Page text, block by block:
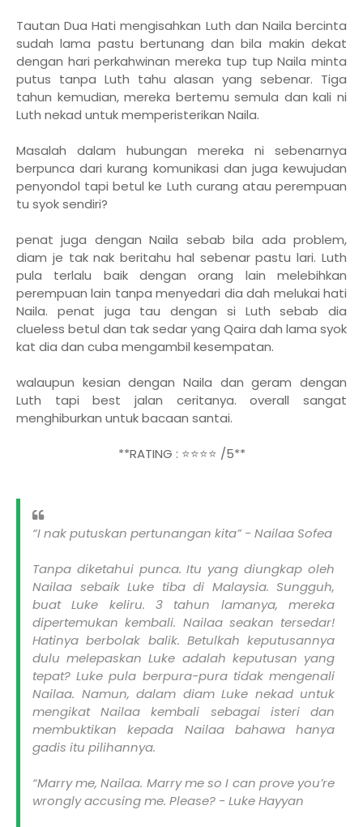
Tautan Dua Hati mengisahkan Luth dan Naila bercinta
sudah lama pastu bertunang dan bila makin dekat
dengan hari perkahwinan mereka tup tup Naila minta
putus tanpa Luth tahu alasan yang sebenar. Tiga
tahun kemudian, mereka bertemu semula dan kali ni
Luth nekad untuk memperisterikan Naila.
Masalah dalam hubungan mereka ni sebenarnya
berpunca dari kurang komunikasi dan juga kewujudan
penyondol tapi betul ke Luth curang atau perempuan
tu syok sendiri?
penat juga dengan Naila sebab bila ada problem,
diam je tak nak beritahu hal sebenar pastu lari. Luth
pula terlalu baik dengan orang lain melebihkan
perempuan lain tanpa menyedari dia dah melukai hati
Naila. penat juga tau dengan si Luth sebab dia
clueless betul dan tak sedar yang Qaira dah lama syok
kat dia dan cuba mengambil kesempatan.
walaupun kesian dengan Naila dan geram dengan
Luth tapi best jalan ceritanya. overall sangat
menghiburkan untuk bacaan santai.
**RATING : ⭐⭐⭐⭐ /5**
“I nak putuskan pertunangan kita” - Nailaa Sofea
Tanpa diketahui punca. Itu yang diungkap oleh
Nailaa sebaik Luke tiba di Malaysia. Sungguh,
buat Luke keliru. 3 tahun lamanya, mereka
dipertemukan kembali. Nailaa seakan tersedar!
Hatinya berbolak balik. Betulkah keputusannya
dulu melepaskan Luke adalah keputusan yang
tepat? Luke pula berpura-pura tidak mengenali
Nailaa. Namun, dalam diam Luke nekad untuk
mengikat Nailaa kembali sebagai isteri dan
membuktikan kepada Nailaa bahawa hanya
gadis itu pilihannya.
“Marry me, Nailaa. Marry me so I can prove you’re
wrongly accusing me. Please? - Luke Hayyan